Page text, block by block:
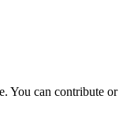
You can contribute or